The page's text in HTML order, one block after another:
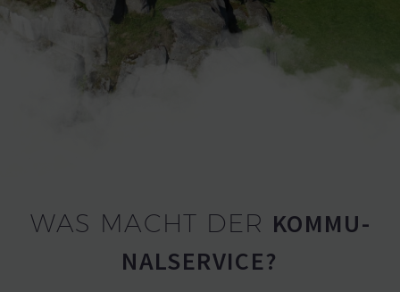
WAS MACHT DER KOMMU­
NAL­SERVICE?